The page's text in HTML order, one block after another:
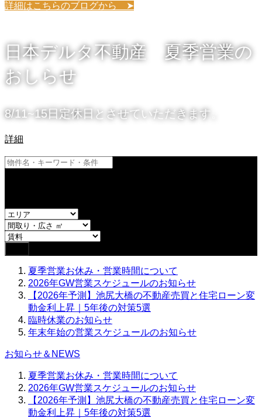
詳細はこちらのブログから ➤
日本デルタ不動産 夏季営業の
おしらせ
8/11~15日定休日とさせていただきます。
詳細
夏季営業お休み・営業時間について
2026年GW営業スケジュールのお知らせ
【2026年予測】池尻大橋の不動産売買と住宅ローン変
動金利上昇｜5年後の対策5選
臨時休業のお知らせ
年末年始の営業スケジュールのお知らせ
お知らせ＆NEWS
夏季営業お休み・営業時間について
2026年GW営業スケジュールのお知らせ
【2026年予測】池尻大橋の不動産売買と住宅ローン変
動金利上昇｜5年後の対策5選